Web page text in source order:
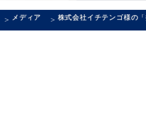
> メディア >